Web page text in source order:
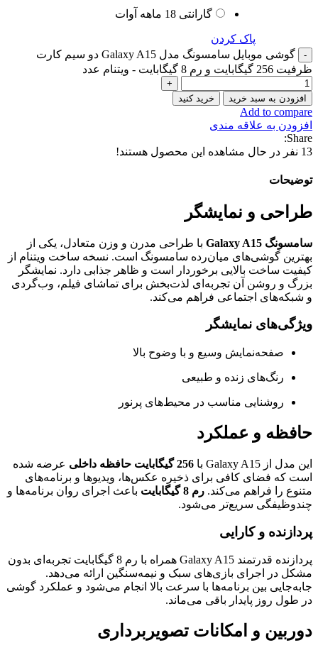
گارانتی 18 ماهه آوات
پاک کردن
گوشی موبایل سامسونگ مدل Galaxy A15 دو سیم کارت
ظرفیت 256 گیگابایت و رم 8 گیگابایت - ویتنام عدد
افزودن به سبد خرید خرید کنید
Add to compare
افزودن به علاقه مندی
Share:
13 نفر در حال مشاهده این محصول هستند!
توضیحات
طراحی و نمایشگر
سامسونگ Galaxy A15
با طراحی مدرن و وزن متعادل، یکی از
بهترین گوشی‌های میان‌رده سامسونگ است. نسخه ساخت ویتنام از
کیفیت ساخت بالایی برخوردار است و ظاهر جذابی دارد. نمایشگر
بزرگ و روشن آن تجربه‌ای لذت‌بخش برای تماشای فیلم، وب‌گردی
و شبکه‌های اجتماعی فراهم می‌کند.
ویژگی‌های نمایشگر
صفحه‌نمایش وسیع و با وضوح بالا
رنگ‌های زنده و طبیعی
روشنایی مناسب در محیط‌های پرنور
حافظه و عملکرد
این مدل از Galaxy A15 با 256 گیگابایت حافظه داخلی
عرضه شده
است که فضای کافی برای ذخیره عکس‌ها، ویدیوها و برنامه‌های
متنوع را فراهم می‌کند. رم 8 گیگابایت
باعث اجرای روان برنامه‌ها و
چندوظیفگی سریع‌تر می‌شود.
پردازنده و کارایی
پردازنده قدرتمند Galaxy A15 همراه با رم 8 گیگابایت تجربه‌ای بدون
مشکل در اجرای بازی‌های سبک و نیمه‌سنگین ارائه می‌دهد.
جابه‌جایی بین برنامه‌ها با سرعت بالا انجام می‌شود و عملکرد گوشی
در طول روز پایدار باقی می‌ماند.
دوربین و امکانات تصویربرداری